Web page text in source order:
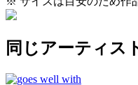
同じアーティス